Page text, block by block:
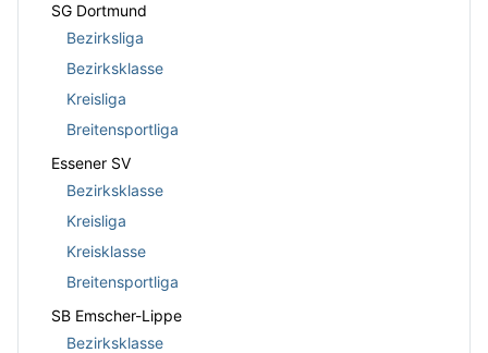
SG Dortmund
Bezirksliga
Bezirksklasse
Kreisliga
Breitensportliga
Essener SV
Bezirksklasse
Kreisliga
Kreisklasse
Breitensportliga
SB Emscher-Lippe
Bezirksklasse